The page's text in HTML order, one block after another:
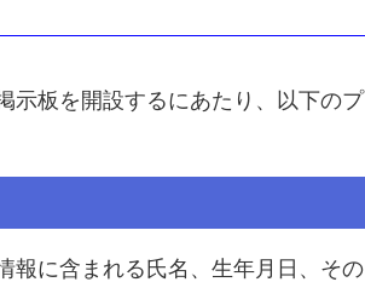
示板を開設するにあたり、以下のプ
報に含まれる氏名、生年月日、その